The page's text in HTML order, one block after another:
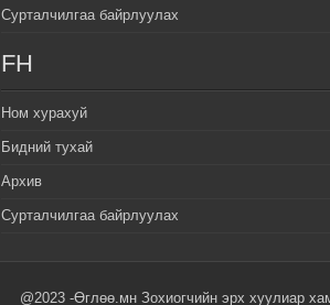
Сурталчилгаа байрлуулах
FH
Ном хурахуй
Бидний тухай
Архив
Сурталчилгаа байрлуулах
@2023 -Өглөө.мн Зохиогчийн эрх хуулиар